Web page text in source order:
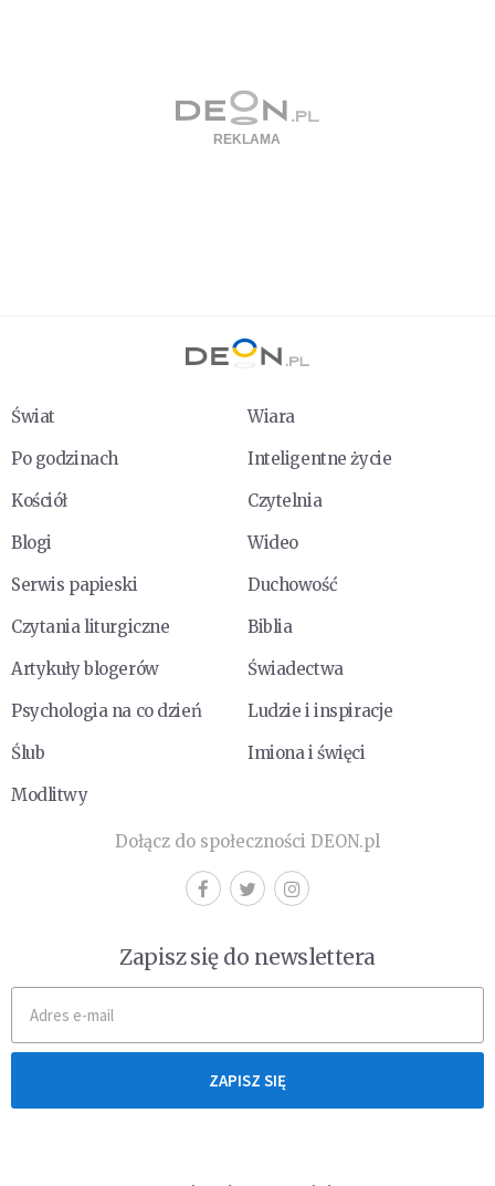
Świat
Wiara
Po godzinach
Inteligentne życie
Kościół
Czytelnia
Blogi
Wideo
Serwis papieski
Duchowość
Czytania liturgiczne
Biblia
Artykuły blogerów
Świadectwa
Psychologia na co dzień
Ludzie i inspiracje
Ślub
Imiona i święci
Modlitwy
Dołącz do społeczności DEON.pl
Zapisz się do newslettera
ZAPISZ SIĘ